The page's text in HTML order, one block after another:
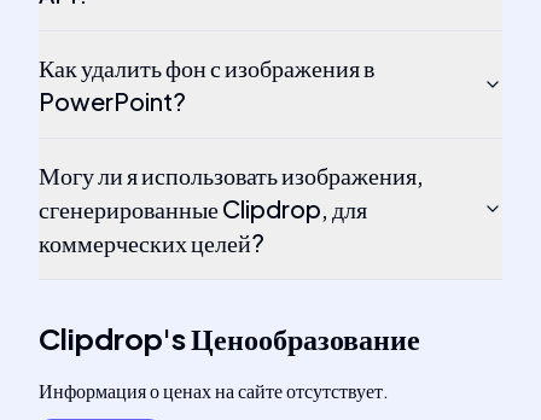
Как удалить фон с изображения в
PowerPoint?
Могу ли я использовать изображения,
сгенерированные Clipdrop, для
коммерческих целей?
Clipdrop'sЦенообразование
Информация о ценах на сайте отсутствует.